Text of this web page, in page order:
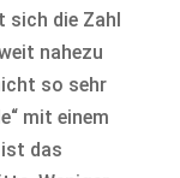
sich die Zahl
nahezu
so sehr
mit einem
das